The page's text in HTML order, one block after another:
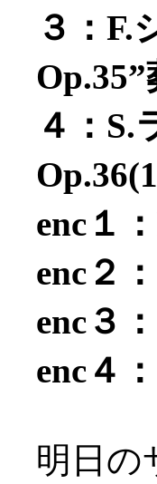
３：F.
Op.35”
４：
enc１
enc２
enc３
enc４
明日の